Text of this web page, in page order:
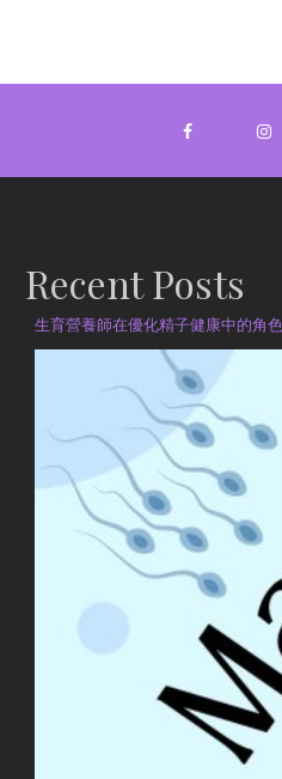
Recent Posts
生育營養師在優化精子健康中的角色